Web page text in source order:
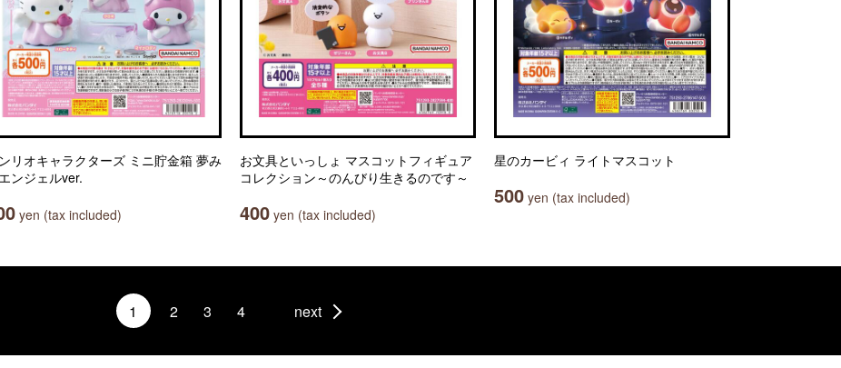
リオキャラクターズ ミニ貯金箱 夢み
ンジェルver.
yen (tax included)
お文具といっしょ マスコットフィギュア
コレクション～のんびり生きるのです～
400 yen (tax included)
星のカービィ ライトマスコット
500 yen (tax included)
1 2 3 4 next